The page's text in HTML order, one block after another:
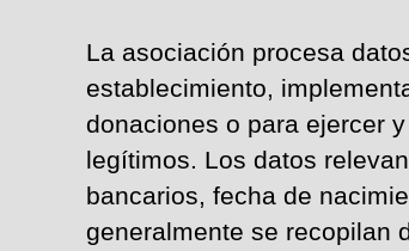
La asociación procesa
establecimiento,
donaciones o para ejercer
legítimos. Los datos
bancarios, fecha de
generalmente se recopilan